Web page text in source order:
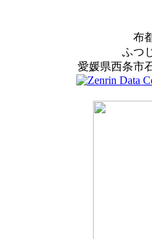
布
ふつ
愛媛県西条市